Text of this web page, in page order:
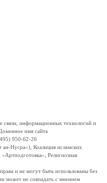
информационных технологий и
имя сайта
950-62-26
Нусра»), Коалиция исламских
Религиозная
и не могут быть использованы без
может не совпадать с мнением